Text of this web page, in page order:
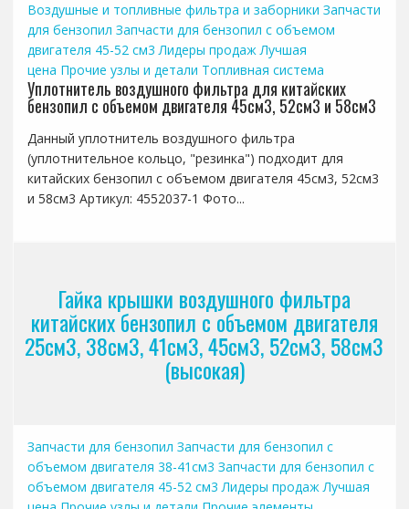
Воздушные и топливные фильтра и заборники Запчасти
для бензопил Запчасти для бензопил с объемом
двигателя 45-52 см3 Лидеры продаж Лучшая
цена Прочие узлы и детали Топливная система
Уплотнитель воздушного фильтра для китайских
бензопил с объемом двигателя 45см3, 52см3 и 58см3
Данный уплотнитель воздушного фильтра
(уплотнительное кольцо, "резинка") подходит для
китайских бензопил с объемом двигателя 45см3, 52см3
и 58см3 Артикул: 4552037-1 Фото...
Гайка крышки воздушного фильтра
китайских бензопил с объемом двигателя
25см3, 38см3, 41см3, 45см3, 52см3, 58см3
(высокая)
Запчасти для бензопил Запчасти для бензопил с
объемом двигателя 38-41см3 Запчасти для бензопил с
объемом двигателя 45-52 см3 Лидеры продаж Лучшая